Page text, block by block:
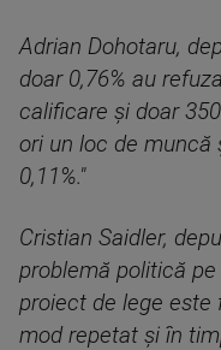
Adrian Dohotaru,
doar 0,76% au
calificare şi doar
ori un loc de muncă
0,11%."
Cristian Saidler,
problemă politică
proiect de lege este
mod repetat şi în